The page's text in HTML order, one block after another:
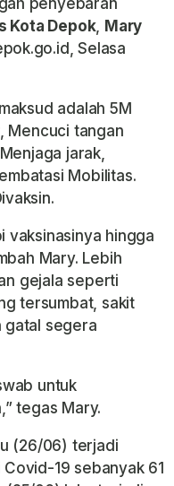
penyebaran
Kota Depok, Mary
Selasa
adalah 5M
Mencuci tangan
jarak,
Mobilitas.
vaksinasinya hingga
Mary. Lebih
gejala seperti
tersumbat, sakit
segera
untuk
tegas Mary.
(26/06) terjadi
19 sebanyak 61